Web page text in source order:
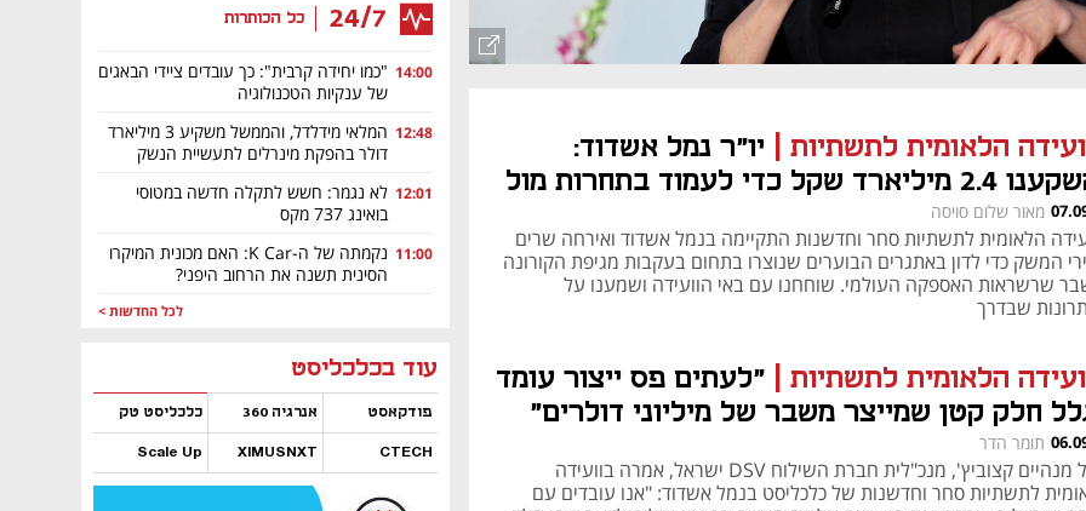
24/7 כל הכותרות
14:00 "כמו יחידה קרבית": כך עובדים ציידי הבאגים
של ענקיות הטכנולוגיה
12:48
המלאי מידלדל, והממשל משקיע 3 מיליארד
דולר בהפקת מינרלים לתעשיית הנשק
12:01 לא נגמר: חשש לתקלה חדשה במטוסי
בואינג 737 מקס
11:00
נקמתה של ה-K Car: האם מכונית המיקרו
הסינית תשנה את הרחוב היפני?
לכל החדשות >
עוד בכלכליסט
פודקאסט אנרגיה 360 כלכליסט טק
CTECH
XIMUSNXT
Scale Up
נפתח בכרטיסייה חדשה
נפתח בכרטיסייה חדשה נפתח בכרטיסייה חדשה
נפתח בכרטיסייה חדשה
הלאומית לתשתיות
יו"ר נמל אשדוד:
"השקענו 2.4 מיליארד שקל כדי לעמוד בתחרות מול
החדשים"
מאור שלום סויסה
הלאומית לתשתיות סחר וחדשנות התקיימה בנמל אשדוד ואירחה שרים
המשק כדי לדון באתגרים הבוערים שנוצרו בתחום בעקבות מגיפת הקורונה
שרשראות האספקה העולמי. שוחחנו עם באי הוועידה ושמענו על
שבדרך
הלאומית לתשתיות
"לעתים פס ייצור עומד
חלק קטן שמייצר משבר של מיליוני דולרים"
תומר הדר
סיגל מנהיים קצוביץ', מנכ"לית חברת השילוח DSV ישראל, אמרה בוועידה
לתשתיות סחר וחדשנות של כלכליסט בנמל אשדוד: "אנו עובדים עם